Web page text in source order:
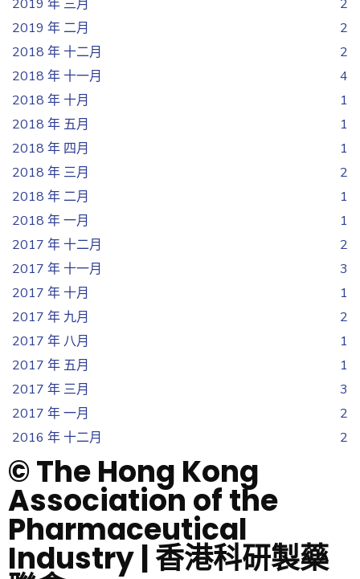
2019 年 三月
2
2019 年 二月
2
2018 年 十二月
2
2018 年 十一月
4
2018 年 十月
1
2018 年 五月
1
2018 年 四月
1
2018 年 三月
2
2018 年 二月
1
2018 年 一月
1
2017 年 十二月
2
2017 年 十一月
3
2017 年 十月
1
2017 年 九月
2
2017 年 八月
1
2017 年 五月
1
2017 年 三月
3
2017 年 一月
2
2016 年 十二月
2
© The Hong Kong
Association of the
Pharmaceutical
Industry | 香港科研製藥